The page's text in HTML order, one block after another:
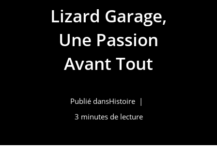
Lizard Garage,
Une Passion
Avant Tout
Publié dansHistoire
3 minutes de lecture